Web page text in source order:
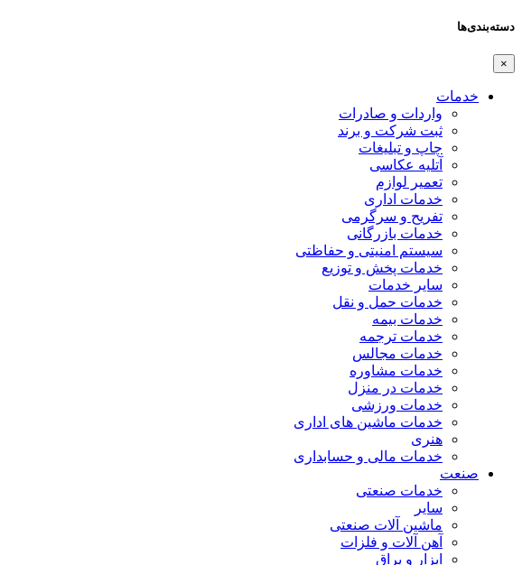
دسته‌بندی‌ها
×
خدمات
واردات و صادرات
ثبت شرکت و برند
چاپ و تبلیغات
آتلیه عکاسی
تعمیر لوازم
خدمات اداری
تفریح و سرگرمی
خدمات بازرگانی
سیستم امنیتی و حفاظتی
خدمات پخش و توزیع
سایر خدمات
خدمات حمل و نقل
خدمات بیمه
خدمات ترجمه
خدمات مجالس
خدمات مشاوره
خدمات در منزل
خدمات ورزشی
خدمات ماشین های اداری
هنری
خدمات مالی و حسابداری
صنعت
خدمات صنعتی
سایر
ماشین آلات صنعتی
آهن آلات و فلزات
ابزار و یراق